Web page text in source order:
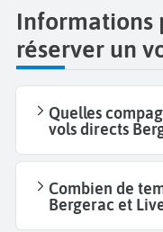
Informations
réserver un
Quelles
vols directs
Combien de
Bergerac et